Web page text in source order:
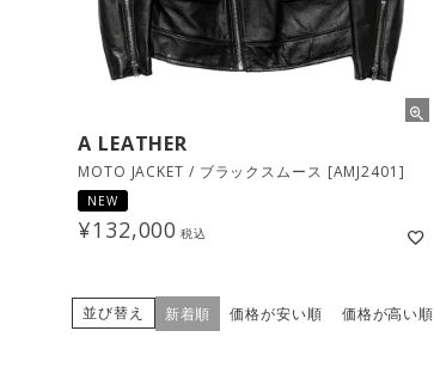
A LEATHER
MOTO JACKET / ブラックスムース [AMJ2401]
NEW
¥132,000 税込
並び替え 新着順 価格が安い順 価格が高い順